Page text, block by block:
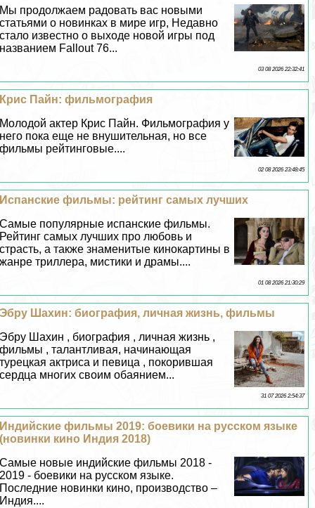
Мы продолжаем радовать вас новыми
статьями о новинках в мире игр, Недавно
стало известно о выходе новой игры под
названием Fallout 76...
03 08 2026 22:32:41
Крис Пайн: фильмография
Молодой актер Крис Пайн. Фильмография у
него пока еще не внушительная, но все
фильмы рейтинговые....
02 08 2026 23:48:45
Испанские фильмы: рейтинг самых лучших
Самые популярные испанские фильмы.
Рейтинг самых лучших про любовь и
страсть, а также знаменитые кинокартины в
жанре триллера, мистики и драмы....
01 08 2026 21:30:29
Эбру Шахин: биография, личная жизнь, фильмы
Эбру Шахин , биография , личная жизнь ,
фильмы , талантливая, начинающая
турецкая актриса и певица , покорившая
сердца многих своим обаянием...
31 07 2026 2:54:37
Индийские фильмы 2019: боевики на русском языке
(новинки кино Индия 2018)
Самые новые индийские фильмы 2018 -
2019 - боевики на русском языке.
Последние новинки кино, производство –
Индия....